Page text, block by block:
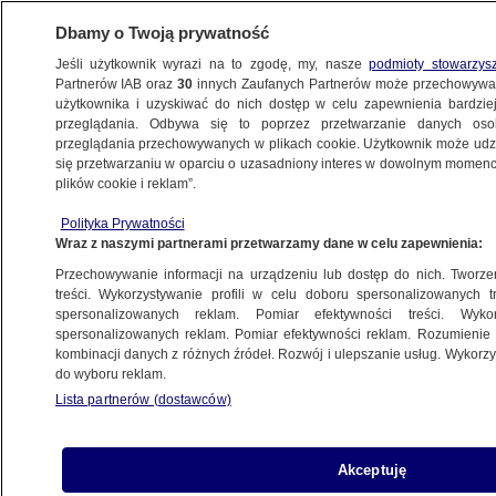
ŚWIAT
w Chicago. Media: zatrzymano dwóch
Polaków
26.10.2025, 11:45
Posłuchaj artykułu
Czyta lektor AI
Dbamy o Twoją prywatność
Jeśli użytkownik wyrazi na to zgodę, my, naszepodmioty
Partnerów IAB oraz30 innych Zaufanych Partnerów może
użytkownika i uzyskiwać do nich dostęp w celu zapewnienia
przeglądania. Odbywa się to poprzez przetwarzanie danych
przeglądania przechowywanych w plikach cookie. Użytkownik może
się przetwarzaniu w oparciu o uzasadniony interes w dowolnym
plików cookie i reklam”.
Polityka Prywatności
Wraz z naszymi partnerami przetwarzamy dane w celu zapewnienia:
Przechowywanie informacji na urządzeniu lub dostęp do nich.
treści. Wykorzystywanie profili w celu doboru spersonalizowanych
spersonalizowanych reklam. Pomiar efektywności treści.
spersonalizowanych reklam. Pomiar efektywności reklam.
kombinacji danych z różnych źródeł. Rozwój i ulepszanie usług.
do wyboru reklam.
Lista partnerów (dostawców)
Akceptuję